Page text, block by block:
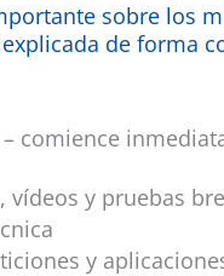
sobre los
de forma
– comience
vídeos y pruebas
y